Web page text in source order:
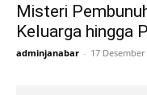
Misteri
Keluarga hingga
adminjanabar - 17 Desember